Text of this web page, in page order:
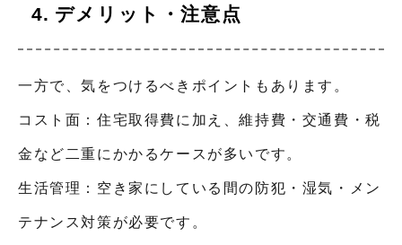
デメリット・注意点
一方で、気をつけるべきポイントもあります。
コスト面：住宅取得費に加え、維持費・交通費・税
金など二重にかかるケースが多いです。
生活管理：空き家にしている間の防犯・湿気・メン
テナンス対策が必要です。